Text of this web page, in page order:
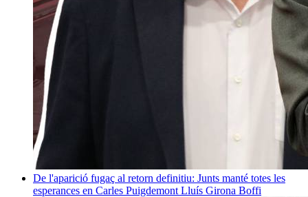
De l'aparició fugaç al retorn definitiu: Junts manté totes les
esperances en Carles Puigdemont Lluís Girona Boffi